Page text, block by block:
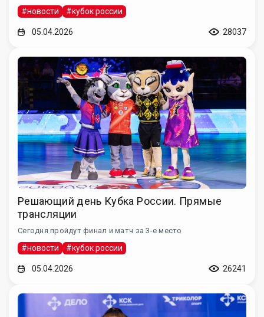
#новости #кубок россии
05.04.2026 28037
Решающий день Кубка России. Прямые
трансляции
Сегодня пройдут финал и матч за 3-е место
#новости #кубок россии
05.04.2026 26241